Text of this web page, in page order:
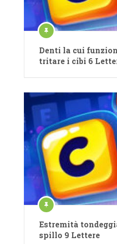
Denti la cui
tritare i cibi 6
Estremità
spillo 9 Lettere